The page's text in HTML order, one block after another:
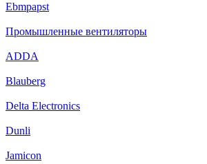
Ebmpapst
Промышленные вентиляторы
ADDA
Blauberg
Delta Electronics
Dunli
Jamicon